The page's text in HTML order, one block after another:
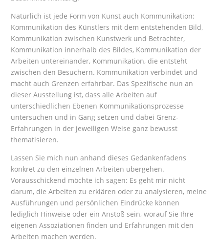
Natürlich ist jede Form von Kunst auch Kommunikation:
Kommunikation des Künstlers mit dem entstehenden Bild,
Kommunikation zwischen Kunstwerk und Betrachter,
Kommunikation innerhalb des Bildes, Kommunikation der
Arbeiten untereinander, Kommunikation, die entsteht
zwischen den Besuchern. Kommunikation verbindet und
macht auch Grenzen erfahrbar. Das Spezifische nun an
dieser Ausstellung ist, dass alle Arbeiten auf
unterschiedlichen Ebenen Kommunikationsprozesse
untersuchen und in Gang setzen und dabei Grenz-
Erfahrungen in der jeweiligen Weise ganz bewusst
thematisieren.
Lassen Sie mich nun anhand dieses Gedankenfadens
konkret zu den einzelnen Arbeiten übergehen.
Vorausschickend möchte ich sagen: Es geht mir nicht
darum, die Arbeiten zu erklären oder zu analysieren, meine
Ausführungen und persönlichen Eindrücke können
lediglich Hinweise oder ein Anstoß sein, worauf Sie Ihre
eigenen Assoziationen finden und Erfahrungen mit den
Arbeiten machen werden.